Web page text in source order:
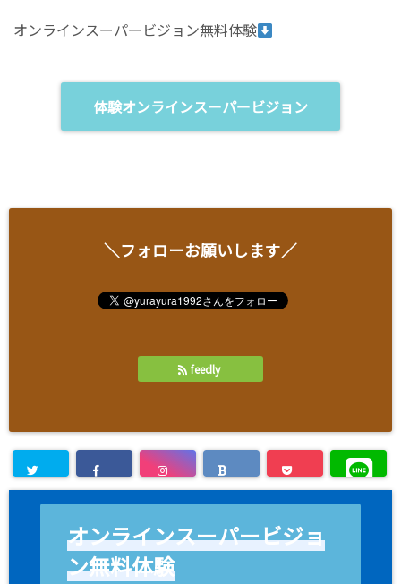
オンラインスーパービジョン無料体験
体験オンラインスーパービジョン
＼フォローお願いします／
feedly
オンラインスーパービジョ
ン無料体験